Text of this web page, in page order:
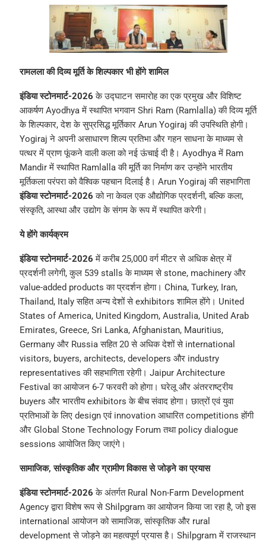
रामलला की दिव्य मूर्ति के शिल्पकार भी होंगे शामिल
इंडिया स्टोनमार्ट-2026 के उद्घाटन समारोह का एक प्रमुख और विशिष्ट
आकर्षण Ayodhya में स्थापित भगवान Shri Ram (Ramlalla) की दिव्य मूर्ति
के शिल्पकार, देश के सुप्रसिद्ध मूर्तिकार Arun Yogiraj की उपस्थिति होगी।
Yogiraj ने अपनी असाधारण शिल्प प्रतिभा और गहन साधना के माध्यम से
पत्थर में प्राण फूंकने वाली कला को नई ऊंचाई दी है। Ayodhya में Ram
Mandir में स्थापित Ramlalla की मूर्ति का निर्माण कर उन्होंने भारतीय
मूर्तिकला परंपरा को वैश्विक पहचान दिलाई है। Arun Yogiraj की सहभागिता
इंडिया स्टोनमार्ट-2026 को ना केवल एक औद्योगिक प्रदर्शनी, बल्कि कला,
संस्कृति, आस्था और उद्योग के संगम के रूप में स्थापित करेगी।
ये होंगे कार्यक्रम
इंडिया स्टोनमार्ट-2026 में करीब 25,000 वर्ग मीटर से अधिक क्षेत्र में
प्रदर्शनी लगेगी, कुल 539 stalls के माध्यम से stone, machinery और
value-added products का प्रदर्शन होगा। China, Turkey, Iran,
Thailand, Italy सहित अन्य देशों से exhibitors शामिल होंगे। United
States of America, United Kingdom, Australia, United Arab
Emirates, Greece, Sri Lanka, Afghanistan, Mauritius,
Germany और Russia सहित 20 से अधिक देशों से international
visitors, buyers, architects, developers और industry
representatives की सहभागिता रहेगी। Jaipur Architecture
Festival का आयोजन 6-7 फरवरी को होगा। घरेलू और अंतरराष्ट्रीय
buyers और भारतीय exhibitors के बीच संवाद होगा। छात्रों एवं युवा
प्रतिभाओं के लिए design एवं innovation आधारित competitions होंगी
और Global Stone Technology Forum तथा policy dialogue
sessions आयोजित किए जाएंगे।
सामाजिक, सांस्कृतिक और ग्रामीण विकास से जोड़ने का प्रयास
इंडिया स्टोनमार्ट-2026 के अंतर्गत Rural Non-Farm Development
Agency द्वारा विशेष रूप से Shilpgram का आयोजन किया जा रहा है, जो इस
international आयोजन को सामाजिक, सांस्कृतिक और rural
development से जोड़ने का महत्वपूर्ण प्रयास है। Shilpgram में राजस्थान